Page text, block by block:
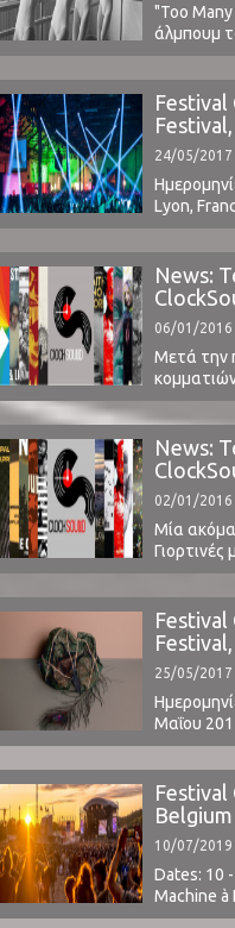
"Too Many
άλμπουμ
που
στις 22
You),
Oneotrix
φλέβας
Romantic
Festival
24/05/2017
Lyon,
Andy
Floating
Espacio,
News:
06/01/2016
Μετά την
με την
2015.Σε
ρόλο
News:
02/01/2016
Μία
Γιορτινές
πολύ
λοιπόν
σας τις
κορυφαία
Top 10
των ...
Festival
25/05/2017
Μαΐου
nazionale
Guido
Suuns,
Jenny
Nite
Festival
Belgium
10/07/2019
Dates: 10
Machine à